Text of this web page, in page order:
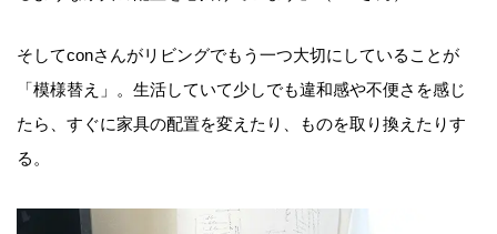
そしてconさんがリビングでもう一つ大切にしていることが
「模様替え」。生活していて少しでも違和感や不便さを感じ
たら、すぐに家具の配置を変えたり、ものを取り換えたりす
る。